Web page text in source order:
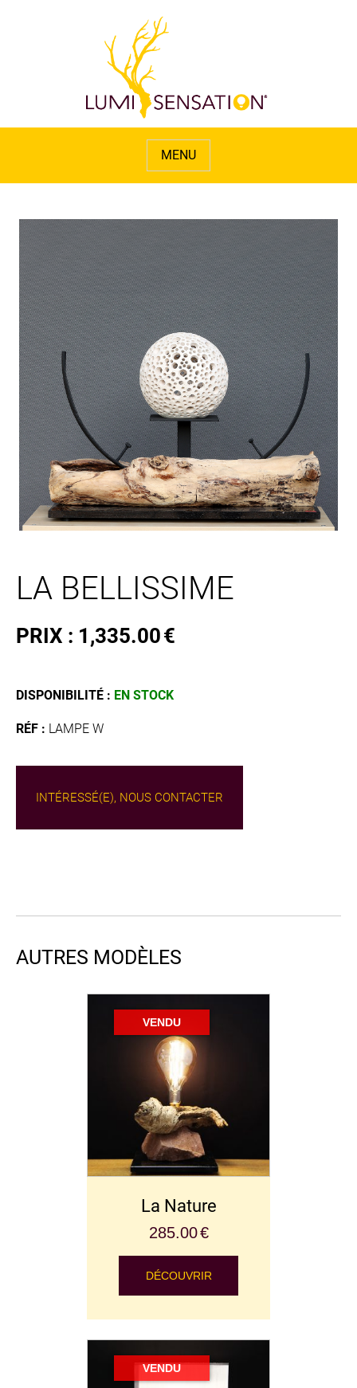
LA BELLISSIME
PRIX : €
1,335.00
DISPONIBILITÉ : EN STOCK
RÉF : LAMPE W
INTÉRESSÉ(E), NOUS CONTACTER
La Nature
€
285.00